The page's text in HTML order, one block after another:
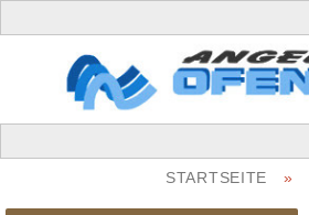
STARTSEITE »